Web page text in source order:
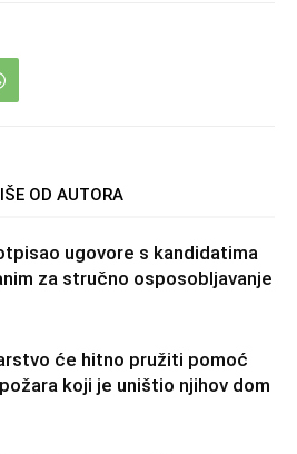
OD AUTORA
ugovore s kandidatima
za stručno osposobljavanje
će hitno pružiti pomoć
koji je uništio njihov dom